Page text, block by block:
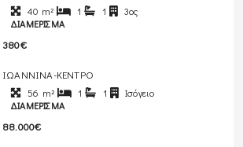
40 m² 1 1
3ος
ΔΙΑΜΈΡΙΣΜΑ
380€
ΙΩΑΝΝΙΝΑ-ΚΕΝΤΡΟ
56 m² 1 1
Ισόγειο
ΔΙΑΜΈΡΙΣΜΑ
88.000€